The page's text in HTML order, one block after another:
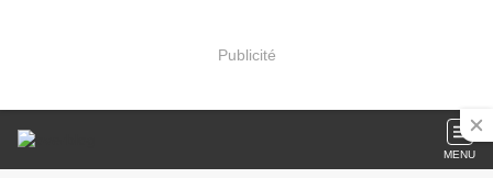
Publicité
MENU